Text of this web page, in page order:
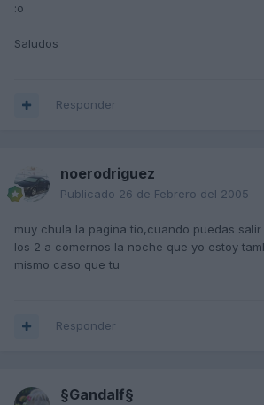
:o
Saludos
Responder
noerodriguez
Publicado 26 de Febrero del 2005
muy chula la pagina tio,cuando puedas
los 2 a comernos la noche que yo estoy
mismo caso que tu
Responder
§Gandalf§